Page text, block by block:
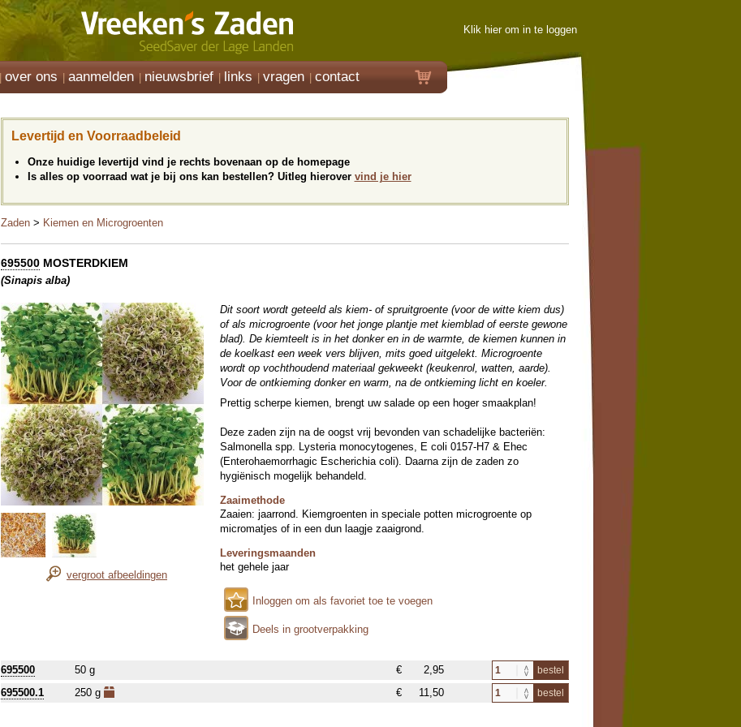
Klik hier om in te loggen
over ons aanmelden nieuwsbrief links vragen contact
Levertijd en Voorraadbeleid
Onze huidige levertijd vind je rechts bovenaan op de homepage
Is alles op voorraad wat je bij ons kan bestellen? Uitleg hierover vind je hier
Zaden > Kiemen en Microgroenten
695500 MOSTERDKIEM
(Sinapis alba)
vergroot afbeeldingen
Dit soort wordt geteeld als kiem- of spruitgroente (voor de witte kiem dus)
of als microgroente (voor het jonge plantje met kiemblad of eerste gewone
blad). De kiemteelt is in het donker en in de warmte, de kiemen kunnen in
de koelkast een week vers blijven, mits goed uitgelekt. Microgroente
wordt op vochthoudend materiaal gekweekt (keukenrol, watten, aarde).
Voor de ontkieming donker en warm, na de ontkieming licht en koeler.
Prettig scherpe kiemen, brengt uw salade op een hoger smaakplan!
Deze zaden zijn na de oogst vrij bevonden van schadelijke bacteriën:
Salmonella spp. Lysteria monocytogenes, E coli 0157-H7 & Ehec
(Enterohaemorrhagic Escherichia coli). Daarna zijn de zaden zo
hygiënisch mogelijk behandeld.
Zaaimethode
Zaaien: jaarrond. Kiemgroenten in speciale potten microgroente op
micromatjes of in een dun laagje zaaigrond.
Leveringsmaanden
het gehele jaar
Inloggen om als favoriet toe te voegen
Deels in grootverpakking
695500 50 g € 2,95 bestel
695500.1 250 g € 11,50 bestel